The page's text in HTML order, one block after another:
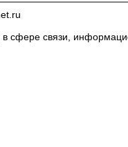
сфере связи,